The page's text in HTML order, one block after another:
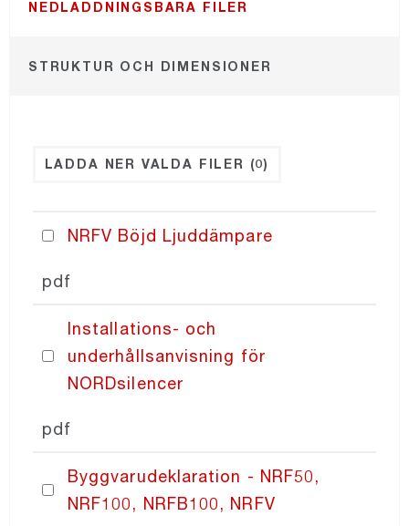
NORDsmoke-round
NORDaccessories
NORDfilter
Recair
NEDLADDNINGSBARA FILER
STRUKTUR OCH DIMENSIONER
LADDA NER VALDA FILER (0)
NRFV Böjd Ljuddämpare
pdf
Installations- och
underhållsanvisning för
NORDsilencer
pdf
Byggvarudeklaration - NRF50,
NRF100, NRFB100, NRFV